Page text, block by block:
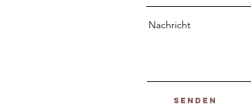
Nachricht
Senden